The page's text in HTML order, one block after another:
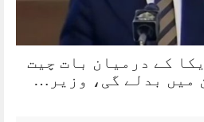
کے درمیان بات چیت
میں بدلے گی، وزیر…